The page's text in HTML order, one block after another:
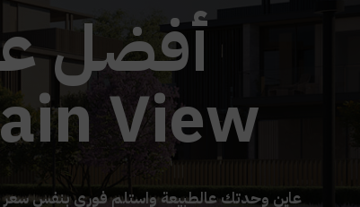
أفضل
View
عاين وحدتك عالطبيعة واستلم فورى بنفس سعر